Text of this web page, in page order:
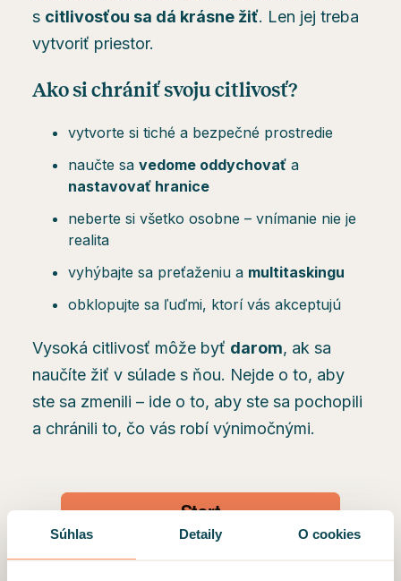
Súhlas Detaily O cookies
s citlivosťou sa dá krásne žiť. Len jej treba
vytvoriť priestor.
Ako si chrániť svoju citlivosť?
vytvorte si tiché a bezpečné prostredie
naučte sa vedome oddychovať a
nastavovať hranice
neberte si všetko osobne – vnímanie nie je
realita
vyhýbajte sa preťaženiu a multitaskingu
obklopujte sa ľuďmi, ktorí vás akceptujú
Vysoká citlivosť môže byť darom, ak sa
naučíte žiť v súlade s ňou. Nejde o to, aby
ste sa zmenili – ide o to, aby ste sa pochopili
a chránili to, čo vás robí výnimočnými.